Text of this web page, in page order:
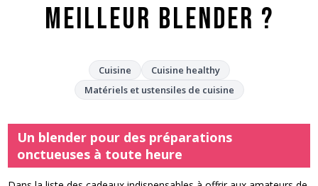
meilleur blender ?
Cuisine
Cuisine healthy
Matériels et ustensiles de cuisine
Un blender pour des préparations
onctueuses à toute heure